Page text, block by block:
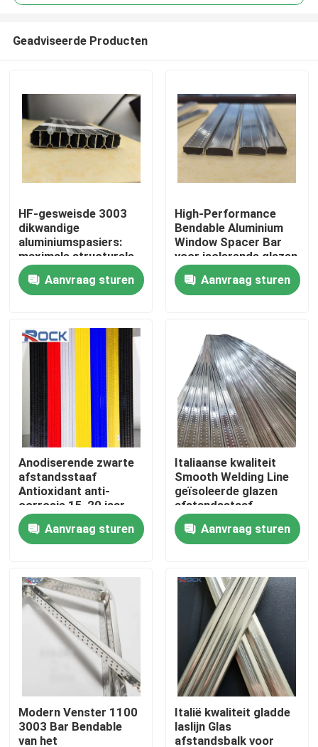
Huis
Producten
Video's
Ongeveer ons
Fabrieksreis
Contacteer ons
Verzoek om een Citaat
De Bar van het aluminiumverbindingsstuk
Warm Edge afstandsstuk
Geadviseerde Producten
HF-gesweisde 3003
dikwandige
aluminiumspasiers:
maximale structurele
stijfheid en
betrouwbaarheid
zonder misvorming
Aanvraag sturen
High-Performance
Bendable Aluminium
Window Spacer Bar
voor isolerende glazen
eenheden
Aanvraag sturen
Anodiserende zwarte
afstandsstaaf
Antioxidant anti-
corrosie 15-20 jaar
Aluminium
afstandsstaven Zwart
Voor dubbele
Aanvraag sturen
Italiaanse kwaliteit
Smooth Welding Line
geïsoleerde glazen
afstandsstaaf
Aanvraag sturen
Modern Venster 1100
3003 Bar Bendable
van het
Italië kwaliteit gladde
laslijn Glas
afstandsbalk voor